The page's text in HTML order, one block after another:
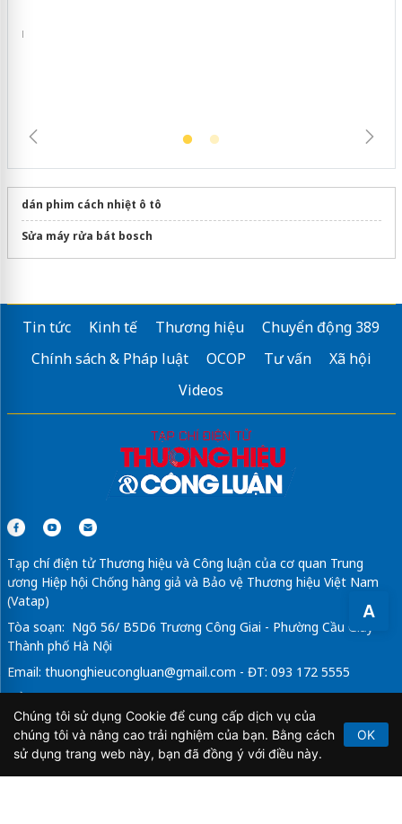
A
dán phim cách nhiệt ô tô
Sửa máy rửa bát bosch
Tin tức Kinh tế Thương hiệu
Chuyển động 389
Chính sách & Pháp luật
OCOP Tư vấn
Xã hội
Videos
Tạp chí điện tử Thương hiệu và Công luận của cơ quan Trung
ương Hiệp hội Chống hàng giả và Bảo vệ Thương hiệu Việt Nam
(Vatap)
Tòa soạn: Ngõ 56/ B5D6 Trương Công Giai - Phường Cầu Giấy -
Thành phố Hà Nội
Email: thuonghieucongluan@gmail.com - ĐT: 093 172 5555
Tổng Biên Tập: Vũ Đức Thuận
Giấy phép hoạt động báo chí điện tử số 64/GP-BTTTT do Bộ
Thông tin và Truyền thông cấp ngày 21/2/2020.
Chúng tôi sử dụng Cookie để cung cấp dịch vụ của
chúng tôi và nâng cao trải nghiệm của bạn. Bằng cách
sử dụng trang web này, bạn đã đồng ý với điều này.
OK